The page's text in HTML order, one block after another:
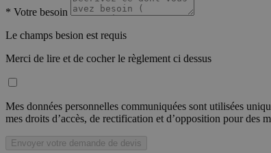
* Votre besoin
Le champs besion est requis
Merci de lire et de cocher le règlement ci dessus
Mes données personnelles communiquées sont utilisées
mes droits d’accès, de rectification et d’opposition pour des
Envoyer votre demande de devis